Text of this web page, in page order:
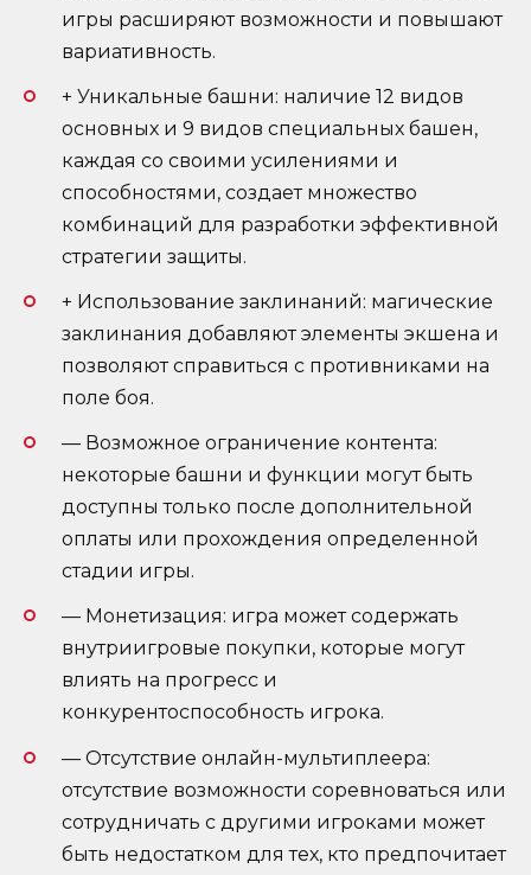
игры расширяют возможности и повышают
вариативность.
+ Уникальные башни: наличие 12 видов
основных и 9 видов специальных башен,
каждая со своими усилениями и
способностями, создает множество
комбинаций для разработки эффективной
стратегии защиты.
+ Использование заклинаний: магические
заклинания добавляют элементы экшена и
позволяют справиться с противниками на
поле боя.
— Возможное ограничение контента:
некоторые башни и функции могут быть
доступны только после дополнительной
оплаты или прохождения определенной
стадии игры.
— Монетизация: игра может содержать
внутриигровые покупки, которые могут
влиять на прогресс и
конкурентоспособность игрока.
— Отсутствие онлайн-мультиплеера:
отсутствие возможности соревноваться или
сотрудничать с другими игроками может
быть недостатком для тех, кто предпочитает